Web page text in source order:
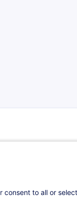
to all or